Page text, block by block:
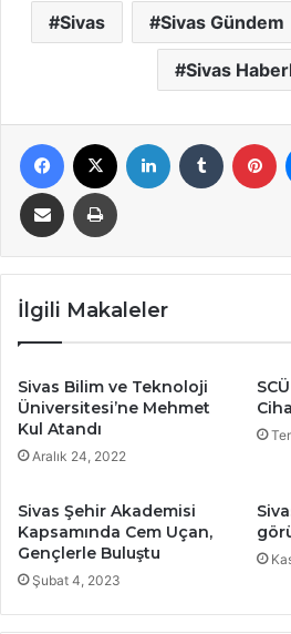
Sivas Sivas Gündem
Sivas
Facebook LinkedIn Tumblr
E-Posta ile paylaş Yazdır
İlgili Makaleler
Sivas Bilim ve Teknoloji
Üniversitesi’ne Mehmet
Kul Atandı
Aralık 24, 2022
Sivas Şehir Akademisi
Kapsamında Cem Uçan,
Gençlerle Buluştu
Şubat 4, 2023